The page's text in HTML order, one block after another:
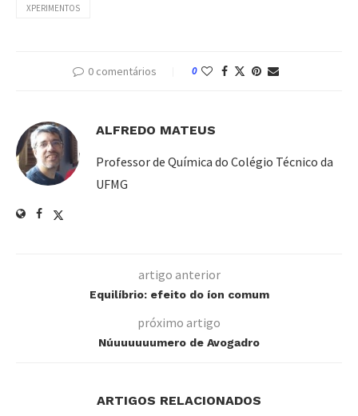
XPERIMENTOS
0 comentários 0
ALFREDO MATEUS
Professor de Química do Colégio Técnico da
UFMG
artigo anterior
Equilíbrio: efeito do íon comum
próximo artigo
Núuuuuuumero de Avogadro
ARTIGOS RELACIONADOS